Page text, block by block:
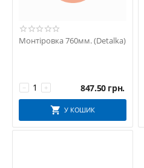
Монтіровка 760мм. (Detalka)
+
− 847.50 грн.
У КОШИК